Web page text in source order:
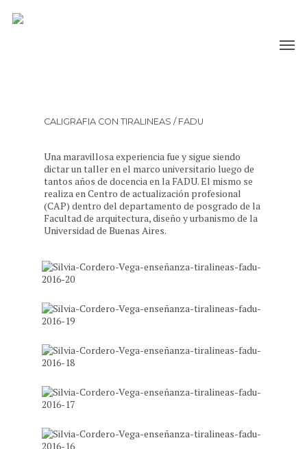
CALIGRAFIA CON TIRALINEAS / FADU
Una maravillosa experiencia fue y sigue siendo
dictar un taller en el marco universitario luego de
tantos años de docencia en la FADU. El mismo se
realiza en Centro de actualización profesional
(CAP) dentro del departamento de posgrado de la
Facultad de arquitectura, diseño y urbanismo de la
Universidad de Buenas Aires.